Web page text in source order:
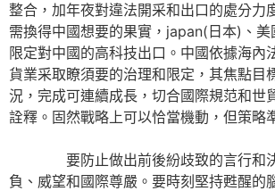
整合，加年夜對違法開采和出口的處分力
需換得中國想要的果實，japan(日本)、
限定對中國的高科技出口。中國依據海內
貨業采取瞭須要的治理和限定，其焦點目
況，完成可連續成長，切合國際規范和世
詮釋。固然戰略上可以恰當機動，但策略
要防止做出前後紛歧致的言行和決
負、威望和國際尊嚴。要時刻堅持甦醒的